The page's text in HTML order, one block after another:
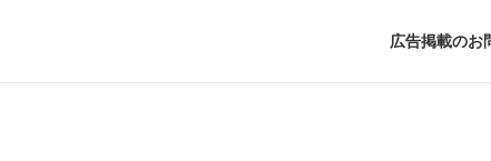
広告掲載のお